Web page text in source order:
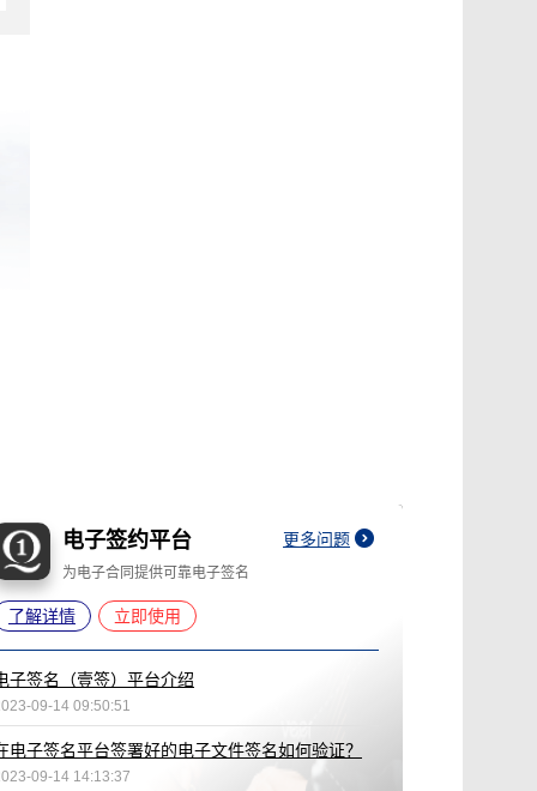
电子签约平台 更多问题
为电子合同提供可靠电子签名
了解详情 立即使用
子签名（壹签）平台介绍
09-14 09:50:51
电子签名平台签署好的电子文件签名如何验证？
09-14 14:13:37